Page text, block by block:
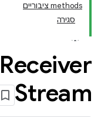
‫methods ציבוריים
סגירה
Receiver
Stream